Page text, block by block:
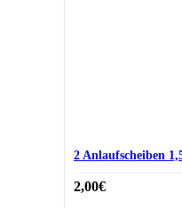
2 Anlaufscheiben
2,00€